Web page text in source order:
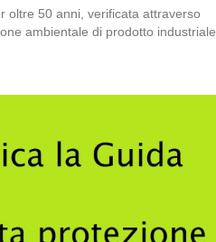
oltre 50 anni, verificata attraverso
ambientale di prodotto industriale